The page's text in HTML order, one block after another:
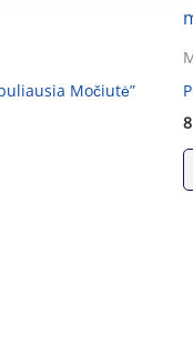
Močiutė”